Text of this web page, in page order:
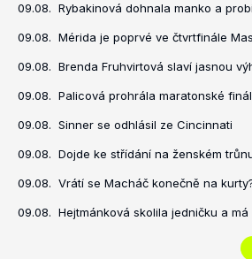
09.08. Rybakinová dohnala manko a
09.08. Mérida je poprvé ve čtvrtfinále
09.08. Brenda Fruhvirtová slaví jasnou
09.08. Palicová prohrála maratonské
09.08. Sinner se odhlásil ze Cincinnati
09.08. Dojde ke střídání na ženském
09.08. Vrátí se Macháč konečně na
09.08. Hejtmánková skolila jedničku a